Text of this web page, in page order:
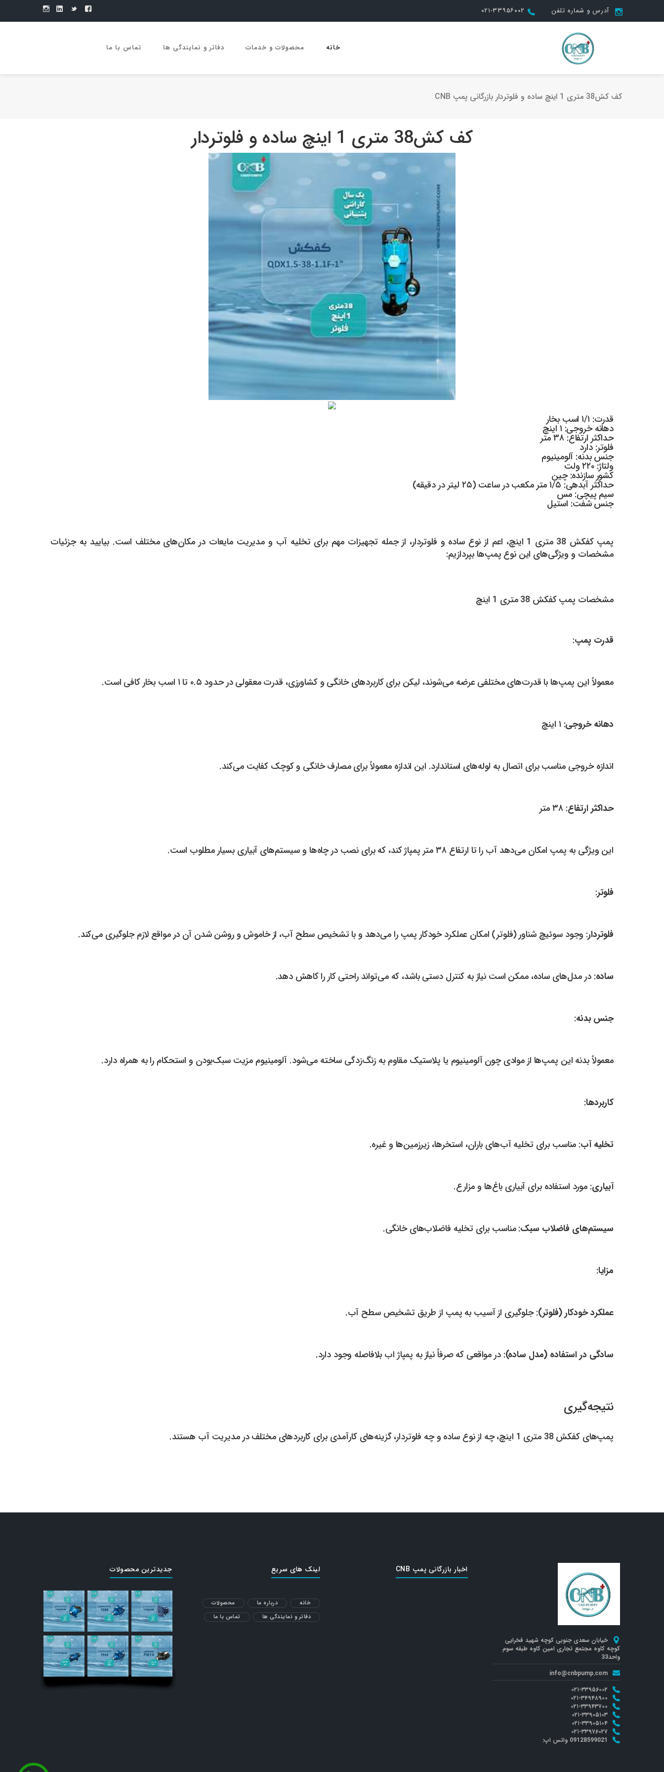
آدرس و شماره تلفن ۰۲۱-۳۳۹۵۶۰۰۲
خانه محصولات و خدمات دفاتر و نمایندگی ها تماس با ما
کف کش38 متری 1 اینچ ساده و فلوتردار بازرگانی پمپ CNB
کف کش38 متری 1 اینچ ساده و فلوتردار
قدرت: ۱/۱ اسب بخار
دهانه خروجی: ۱ اینچ
حداکثر ارتفاع: ۳۸ متر
فلوتر: دارد
جنس بدنه: آلومینیوم
ولتاژ: ۲۲۰ ولت
کشور سازنده: چین
حداکثر آبدهی: ۱/۵ متر مکعب در ساعت (۲۵ لیتر در دقیقه)
سیم پیچی: مس
جنس شفت: استیل
پمپ کفکش 38 متری 1 اینچ، اعم از نوع ساده و فلوتردار، از جمله تجهیزات مهم برای تخلیه آب و مدیریت مایعات در مکان‌های مختلف است. بیایید به جزئیات
مشخصات و ویژگی‌های این نوع پمپ‌ها بپردازیم:
مشخصات پمپ کفکش 38 متری 1 اینچ
قدرت پمپ:
معمولاً این پمپ‌ها با قدرت‌های مختلفی عرضه می‌شوند، لیکن برای کاربردهای خانگی و کشاورزی، قدرت معقولی در حدود ۰.۵ تا ۱ اسب بخار کافی است.
دهانه خروجی: ۱ اینچ
اندازه خروجی مناسب برای اتصال به لوله‌های استاندارد. این اندازه معمولاً برای مصارف خانگی و کوچک کفایت می‌کند.
حداکثر ارتفاع: ۳۸ متر
این ویژگی به پمپ امکان می‌دهد آب را تا ارتفاع ۳۸ متر پمپاژ کند، که برای نصب در چاه‌ها و سیستم‌های آبیاری بسیار مطلوب است.
فلوتر:
فلوتردار: وجود سوئیچ شناور (فلوتر) امکان عملکرد خودکار پمپ را می‌دهد و با تشخیص سطح آب، از خاموش و روشن شدن آن در مواقع لازم جلوگیری می‌کند.
ساده: در مدل‌های ساده، ممکن است نیاز به کنترل دستی باشد، که می‌تواند راحتی کار را کاهش دهد.
جنس بدنه:
معمولاً بدنه این پمپ‌ها از موادی چون آلومینیوم یا پلاستیک مقاوم به زنگ‌زدگی ساخته می‌شود. آلومینیوم مزیت سبک‌بودن و استحکام را به همراه دارد.
کاربردها:
تخلیه آب: مناسب برای تخلیه آب‌های باران، استخرها، زیرزمین‌ها و غیره.
آبیاری: مورد استفاده برای آبیاری باغ‌ها و مزارع.
سیستم‌های فاضلاب سبک: مناسب برای تخلیه فاضلاب‌های خانگی.
مزایا:
عملکرد خودکار (فلوتر): جلوگیری از آسیب به پمپ از طریق تشخیص سطح آب.
سادگی در استفاده (مدل ساده): در مواقعی که صرفاً نیاز به پمپاژ اب بلافاصله وجود دارد.
نتیجه‌گیری
پمپ‌های کفکش 38 متری 1 اینچ، چه از نوع ساده و چه فلوتردار، گزینه‌های کارآمدی برای کاربردهای مختلف در مدیریت آب هستند.
خیابان سعدی جنوبی کوچه شهید فخرایی
کوچه کاوه مجتمع تجاری امین کاوه طبقه سوم
واحد33
info@cnbpump.com
۰۲۱-۳۳۹۵۶۰۰۲
۰۲۱-۳۴۹۴۸۹۰۰
۰۲۱-۳۳۹۴۳۷۰۰
۰۲۱-۳۳۹۰۵۱۰۳
۰۲۱-۳۳۹۰۵۱۰۴
۰۲۱-۳۳۹۷۶۰۲۷
09128599021 واتس اپ:
اخبار بازرگانی پمپ CNB لینک های سریع
خانه درباره ما
محصولات
دفاتر و نمایندگی ها
تماس با ما
جدیدترین محصولات